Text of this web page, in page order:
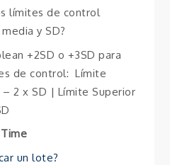
límites de control
y SD?
+2SD o +3SD para
de control: Límite
2 x SD | Límite Superior
un lote?